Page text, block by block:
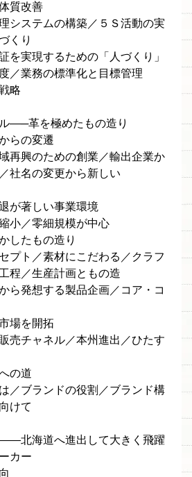
質改善
テムの構築／５Ｓ活動の実
くり
を実現するための「人づくり」
務の標準化と目標管理
略
—─革を極めたもの造り
らの変遷
のための創業／輸出企業か
社名の変更から新しい
が著しい事業環境
零細規模が中心
したもの造り
／素材にこだわる／クラフ
程／生産計画ともの造
想する製品企画／コア・コ
場を開拓
ャネル／本州進出／ひたす
の道
ランドの役割／ブランド構
けて
海道へ進出して大きく飛躍
カー